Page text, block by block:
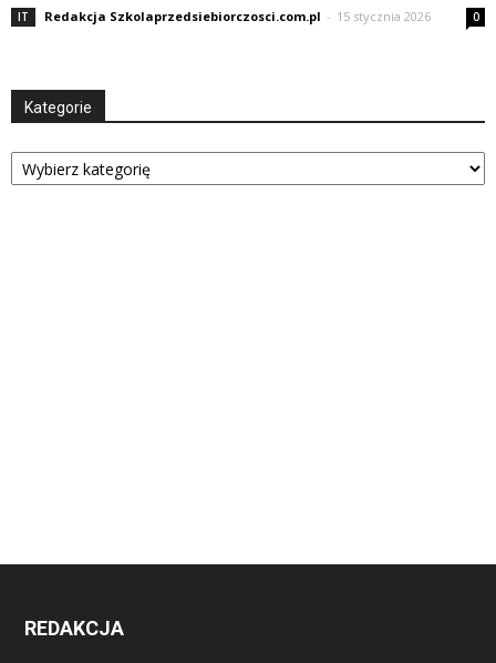
IT Redakcja Szkolaprzedsiebiorczosci.com.pl - 15 stycznia 2026 0
Kategorie
Kategorie
REDAKCJA